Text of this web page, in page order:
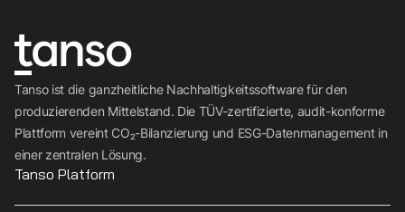
Tanso ist die ganzheitliche Nachhaltigkeitssoftware für den
produzierenden Mittelstand. Die TÜV-zertifizierte, audit-konforme
Plattform vereint CO₂-Bilanzierung und ESG-Datenmanagement in
einer zentralen Lösung.
Tanso Platform